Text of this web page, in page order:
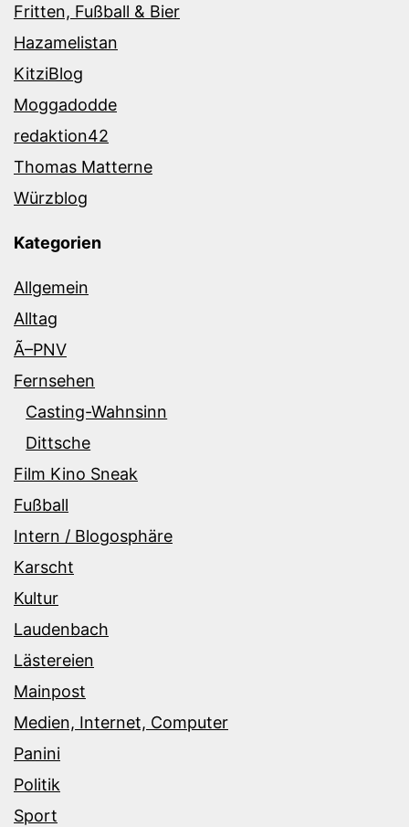
Fritten, Fußball & Bier
Hazamelistan
KitziBlog
Moggadodde
redaktion42
Thomas Matterne
Würzblog
Kategorien
Allgemein
Alltag
Ã–PNV
Fernsehen
Casting-Wahnsinn
Dittsche
Film Kino Sneak
Fußball
Intern / Blogosphäre
Karscht
Kultur
Laudenbach
Lästereien
Mainpost
Medien, Internet, Computer
Panini
Politik
Sport